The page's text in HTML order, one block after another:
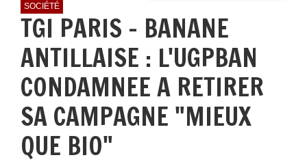
SOCIÉTÉ
TGI PARIS - BANANE
ANTILLAISE : L'UGPBAN
CONDAMNEE A RETIRER
SA CAMPAGNE "MIEUX
QUE BIO"